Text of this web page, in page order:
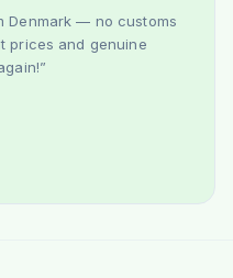
Denmark — no customs
prices and genuine
”